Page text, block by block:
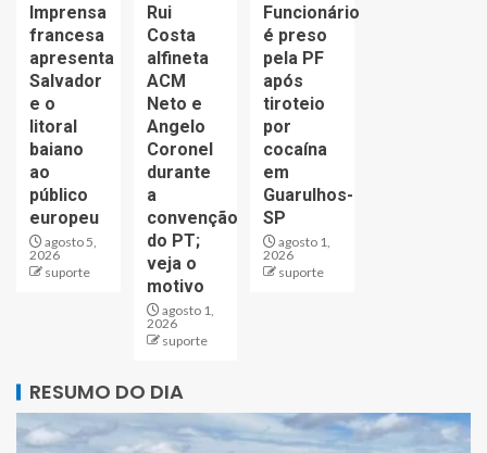
Imprensa
francesa
apresenta
Salvador
e o
litoral
baiano
ao
público
europeu
agosto 5,
2026
suporte
Rui
Costa
alfineta
ACM
Neto e
Angelo
Coronel
durante
a
convenção
do PT;
veja o
motivo
agosto 1,
2026
suporte
Funcionário
é preso
pela PF
após
tiroteio
por
cocaína
em
Guarulhos-
SP
agosto 1,
2026
suporte
RESUMO DO DIA